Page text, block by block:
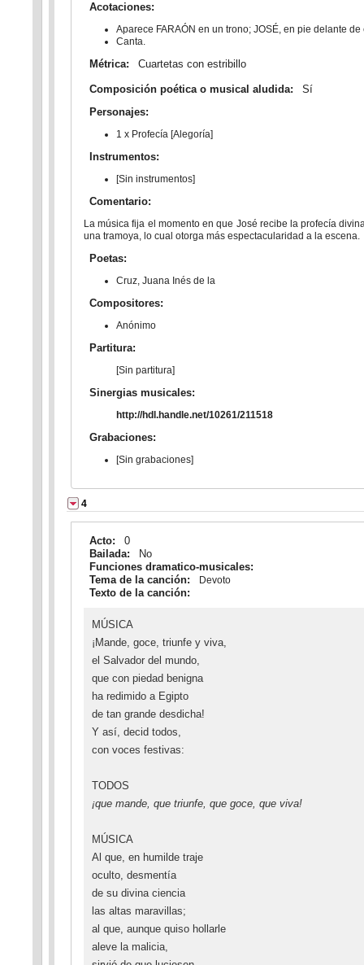
Acotaciones:
Aparece FARAÓN en un trono; JOSÉ, en pie delante
Canta.
Métrica: Cuartetas con estribillo
Composición poética o musical aludida:
Sí
Personajes:
1 x Profecía [Alegoría]
Instrumentos:
[Sin instrumentos]
Comentario:
La música fija el momento en que José recibe la profecía
una tramoya, lo cual otorga más espectacularidad a la escena.
Poetas:
Cruz, Juana Inés de la
Compositores:
Anónimo
Partitura:
[Sin partitura]
Sinergias musicales:
http://hdl.handle.net/10261/211518
Grabaciones:
[Sin grabaciones]
4
Acto:
0
Bailada:
No
Funciones dramatico-musicales:
Tema de la canción:
Devoto
Texto de la canción:
MÚSICA
¡Mande, goce, triunfe y viva,
el Salvador del mundo,
que con piedad benigna
ha redimido a Egipto
de tan grande desdicha!
Y así, decid todos,
con voces festivas:
TODOS
¡que mande, que triunfe, que goce, que viva!
MÚSICA
Al que, en humilde traje
oculto, desmentía
de su divina ciencia
las altas maravillas;
al que, aunque quiso hollarle
aleve la malicia,